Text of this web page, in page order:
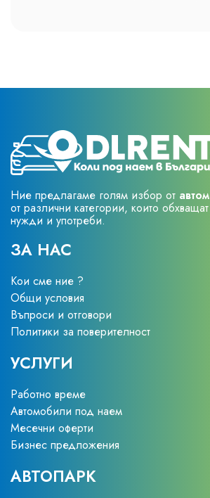
Ние предлагаме голям избор от
от различни категории, които
нужди и употреби.
ЗА НАС
Кои сме ние ?
Общи условия
Въпроси и отговори
Политики за поверителност
УСЛУГИ
Работно време
Автомобили под наем
Месечни оферти
Бизнес предложения
АВТОПАРК